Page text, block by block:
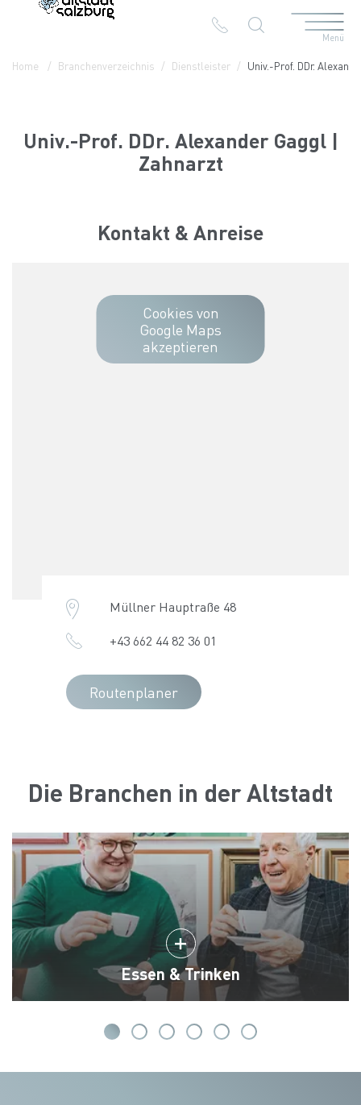
Menü
Home Branchenverzeichnis Dienstleister Univ.-Prof. DDr.
Univ.-Prof. DDr. Alexander Gaggl |
Zahnarzt
Kontakt & Anreise
Cookies von
Google Maps
akzeptieren
Müllner Hauptraße 48
+43 662 44 82 36 01
Routenplaner
Die Branchen in der Altstadt
Essen & Trinken